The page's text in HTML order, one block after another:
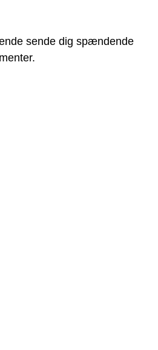
sende dig spændende